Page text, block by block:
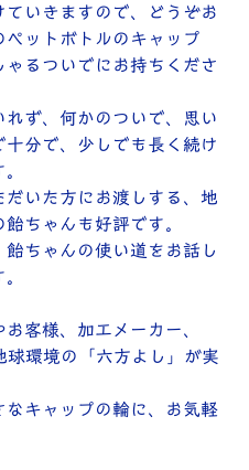
いきますので、どうぞお
ットボトルのキャップ
るついでにお持ちくださ
ず、何かのついで、思い
分で、少しでも長く続け
いた方にお渡しする、地
ちゃんも好評です。
ちゃんの使い道をお話し
客様、加工メーカー、
球環境の「六方よし」が実
キャップの輪に、お気軽